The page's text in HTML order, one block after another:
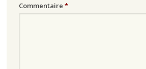
Commentaire *